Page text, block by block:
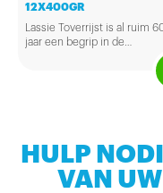
12X400GR
Lassie Toverrijst is al ruim
jaar een begrip in de
Nederlandse keuken.
want door de grote, droge
HULP
VAN